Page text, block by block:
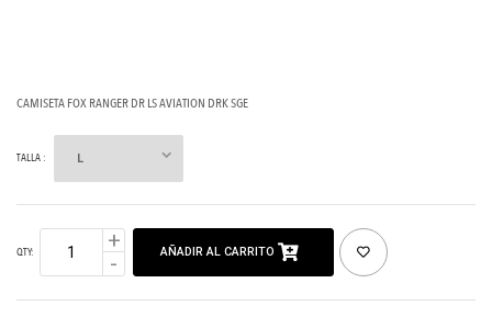
CAMISETA FOX RANGER DR LS AVIATION DRK SGE
TALLA :
QTY: AÑADIR AL CARRITO